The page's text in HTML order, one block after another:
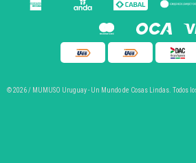
© 2026 / MUMUSO Uruguay - Un Mundo de Cosas Lindas. Todos